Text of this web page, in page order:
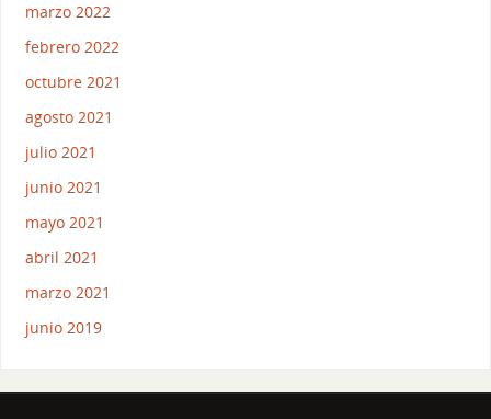
marzo 2022
febrero 2022
octubre 2021
agosto 2021
julio 2021
junio 2021
mayo 2021
abril 2021
marzo 2021
junio 2019